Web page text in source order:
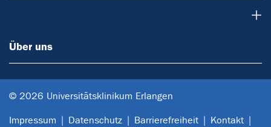
Über uns
© 2026 Universitätsklinikum Erlangen
Impressum Datenschutz Barrierefreiheit Kontakt